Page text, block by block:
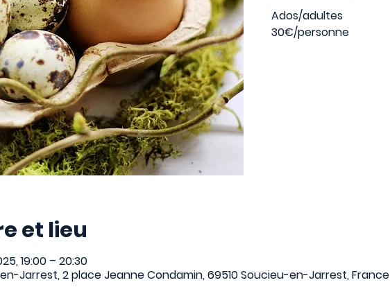
Ados/adultes
30€/personne
et lieu
19:00 – 20:30
Jarrest, 2 place Jeanne Condamin, 69510 Soucieu-en-Jarrest, France